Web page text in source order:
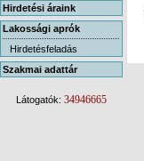
Hirdetési áraink
Lakossági aprók
Hirdetésfeladás
Szakmai adattár
Látogatók: 34946665